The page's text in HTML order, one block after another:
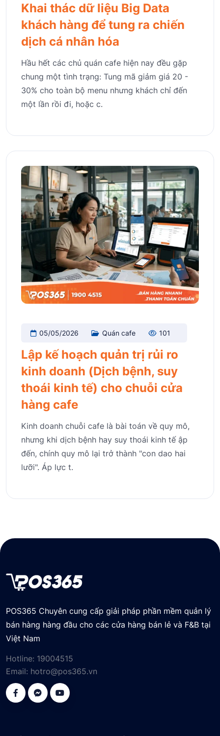
Khai thác dữ liệu Big Data
khách hàng để tung ra chiến
dịch cá nhân hóa
Hầu hết các chủ quán cafe hiện nay đều gặp
chung một tình trạng: Tung mã giảm giá 20 -
30% cho toàn bộ menu nhưng khách chỉ đến
một lần rồi đi, hoặc c.
05/05/2026 Quán cafe 101
Lập kế hoạch quản trị rủi ro
kinh doanh (Dịch bệnh, suy
thoái kinh tế) cho chuỗi cửa
hàng cafe
Kinh doanh chuỗi cafe là bài toán về quy mô,
nhưng khi dịch bệnh hay suy thoái kinh tế ập
đến, chính quy mô lại trở thành "con dao hai
lưỡi". Áp lực t.
POS365 Chuyên cung cấp giải pháp phần mềm quản lý
bán hàng hàng đầu cho các cửa hàng bán lẻ và F&B tại
Việt Nam
Hotline: 19004515
Email: hotro@pos365.vn